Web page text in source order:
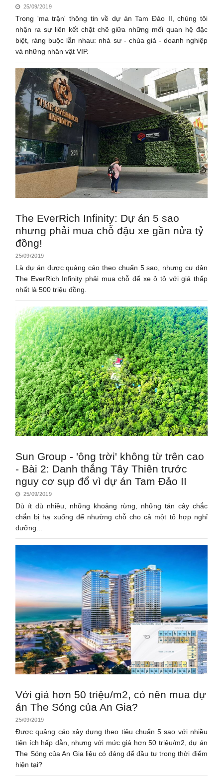
25/09/2019
Trong 'ma trận' thông tin về dự án Tam Đảo II, chúng tôi
nhận ra sự liên kết chặt chẽ giữa những mối quan hệ đặc
biệt, ràng buộc lẫn nhau: nhà sư - chùa giả - doanh nghiệp
và những nhân vật VIP.
The EverRich Infinity: Dự án 5 sao
nhưng phải mua chỗ đậu xe gần nửa tỷ
đồng!
25/09/2019
Là dự án được quảng cáo theo chuẩn 5 sao, nhưng cư dân
The EverRich Infinity phải mua chỗ để xe ô tô với giá thấp
nhất là 500 triệu đồng.
Sun Group - 'ông trời' không từ trên cao
- Bài 2: Danh thắng Tây Thiên trước
nguy cơ sụp đổ vì dự án Tam Đảo II
25/09/2019
Dù ít dù nhiều, những khoảng rừng, những tán cây chắc
chắn bị hạ xuống để nhường chỗ cho cả một tổ hợp nghỉ
dưỡng...
Với giá hơn 50 triệu/m2, có nên mua dự
án The Sóng của An Gia?
25/09/2019
Được quảng cáo xây dựng theo tiêu chuẩn 5 sao với nhiều
tiện ích hấp dẫn, nhưng với mức giá hơn 50 triệu/m2, dự án
The Sóng của An Gia liệu có đáng để đầu tư trong thời điểm
hiện tại?